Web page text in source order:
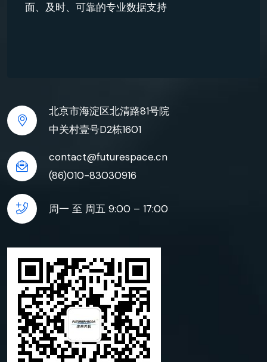
面、及时、可靠的专业数据支持
北京市海淀区北清路81号院
中关村壹号D2栋1601
contact@futurespace.cn
(86)010-83030916
周一 至 周五 9:00 – 17:00